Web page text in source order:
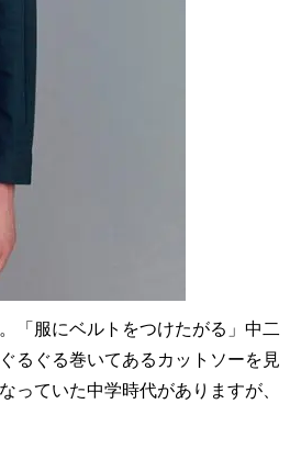
「服にベルトをつけたがる」中二
るぐる巻いてあるカットソーを見
っていた中学時代がありますが、